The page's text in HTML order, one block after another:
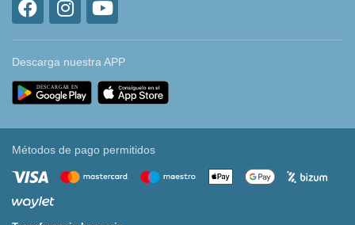
Descarga nuestra APP
Métodos de pago permitidos